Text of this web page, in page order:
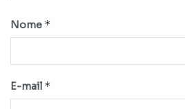
Nome *
E-mail *